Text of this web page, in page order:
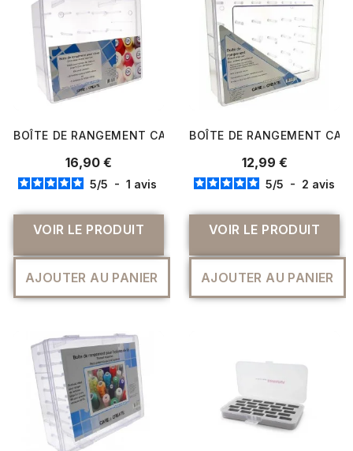
BOÎTE DE RANGEMENT CARE & CREATE POUR 20
16,90 €
5/5 - 1 avis
VOIR LE PRODUIT
AJOUTER AU PANIER
BOÎTE DE RANGEMENT
12,99 €
5/5 - 2 avis
VOIR LE PRODUIT
AJOUTER AU PANIER